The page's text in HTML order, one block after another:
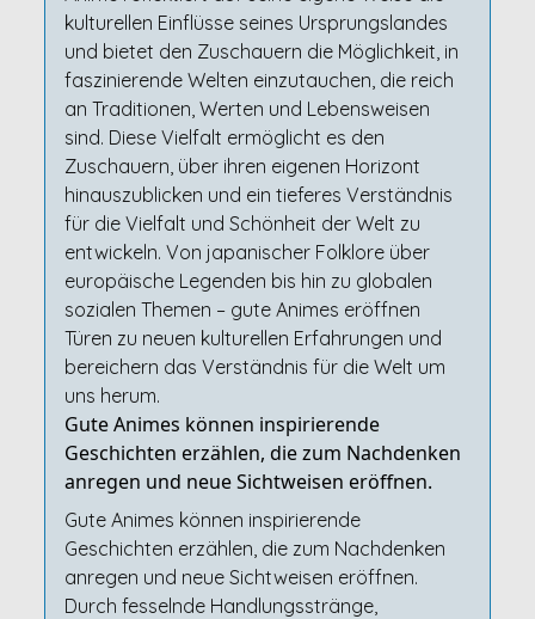
kulturellen Einflüsse seines Ursprungslandes
und bietet den Zuschauern die Möglichkeit, in
faszinierende Welten einzutauchen, die reich
an Traditionen, Werten und Lebensweisen
sind. Diese Vielfalt ermöglicht es den
Zuschauern, über ihren eigenen Horizont
hinauszublicken und ein tieferes Verständnis
für die Vielfalt und Schönheit der Welt zu
entwickeln. Von japanischer Folklore über
europäische Legenden bis hin zu globalen
sozialen Themen – gute Animes eröffnen
Türen zu neuen kulturellen Erfahrungen und
bereichern das Verständnis für die Welt um
uns herum.
Gute Animes können inspirierende
Geschichten erzählen, die zum Nachdenken
anregen und neue Sichtweisen eröffnen.
Gute Animes können inspirierende
Geschichten erzählen, die zum Nachdenken
anregen und neue Sichtweisen eröffnen.
Durch fesselnde Handlungsstränge,